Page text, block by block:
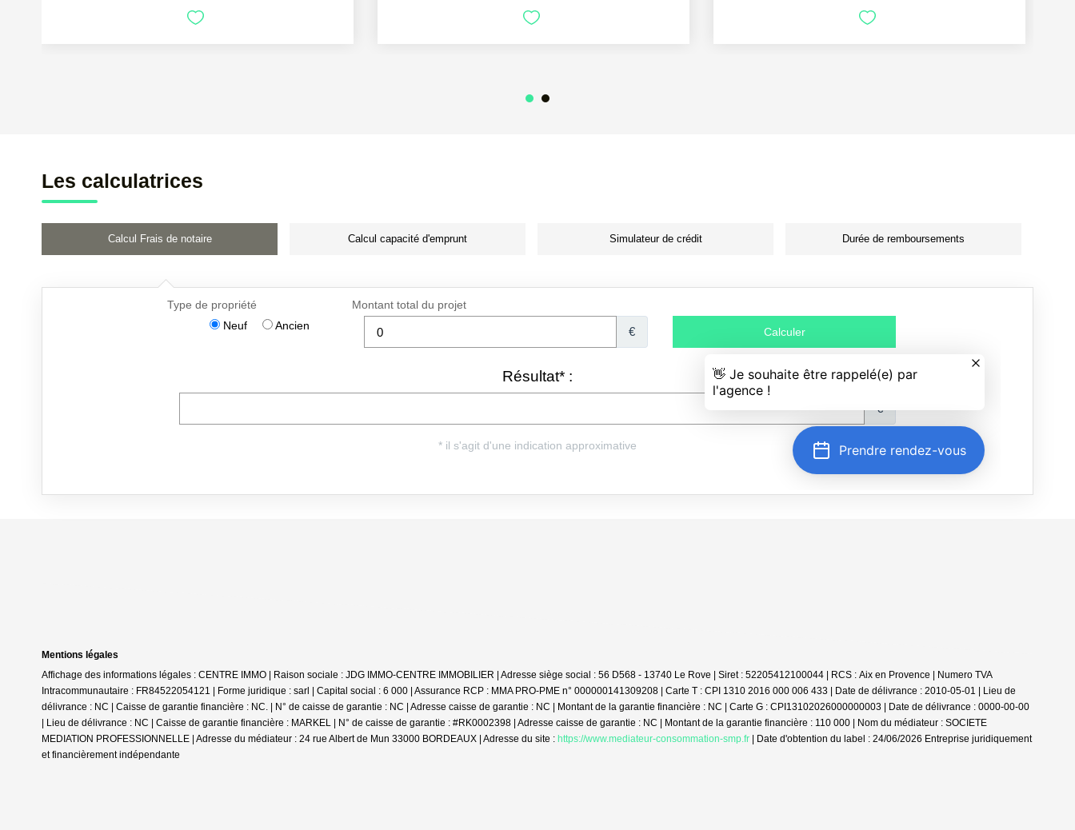
Les calculatrices
Calcul Frais de notaire Calcul capacité d'emprunt Simulateur de crédit Durée de remboursements
Mentions légales
Affichage des informations légales : CENTRE IMMO | Raison sociale : JDG IMMO-CENTRE IMMOBILIER | Adresse siège social : 56 D568 - 13740 Le Rove | Siret : 52205412100044 | RCS : Aix en Provence | Numero TVA
Intracommunautaire : FR84522054121 | Forme juridique : sarl | Capital social : 6 000 | Assurance RCP : MMA PRO-PME n° 000000141309208 | Carte T : CPI 1310 2016 000 006 433 | Date de délivrance : 2010-05-01 | Lieu de
délivrance : NC | Caisse de garantie financière : NC. | N° de caisse de garantie : NC | Adresse caisse de garantie : NC | Montant de la garantie financière : NC | Carte G : CPI13102026000000003 | Date de délivrance : 0000-00-00
| Lieu de délivrance : NC | Caisse de garantie financière : MARKEL | N° de caisse de garantie : #RK0002398 | Adresse caisse de garantie : NC | Montant de la garantie financière : 110 000 | Nom du médiateur : SOCIETE
MEDIATION PROFESSIONNELLE | Adresse du médiateur : 24 rue Albert de Mun 33000 BORDEAUX | Adresse du site : https://www.mediateur-consommation-smp.fr | Date d'obtention du label : 24/06/2026 Entreprise juridiquement
et financièrement indépendante